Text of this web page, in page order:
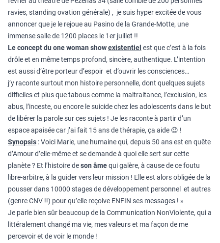
ravies, standing ovation générale) , je suis hyper excitée de vous
annoncer que je le rejoue au Pasino de la Grande-Motte, une
immense salle de 1200 places le 1er juillet !!
Le concept du one woman showexistentiel est que c’est à la fois
drôle et en même temps profond, sincère, authentique. L’intention
est aussi d’être porteur d’espoir et d’ouvrir les consciences…
j’y raconte surtout mon histoire personnelle, dont quelques sujets
difficiles et plus que tabous comme la maltraitance, l’exclusion, les
abus, l’inceste, ou encore le suicide chez les adolescents dans le but
de libérer la parole sur ces sujets ! Je les raconte à partir d’un
espace apaisée car j’ai fait 15 ans de thérapie, ça aide 😉 !
Synopsis : Voici Marie, une humaine qui, depuis 50 ans est en quête
d’Amour d’elle-même et se demande à quoi elle sert sur cette
planète ? Et l’histoire deson âmequi galère, à cause de ce foutu
libre-arbitre, à la guider vers leur mission ! Elle est alors obligée de la
pousser dans 10000 stages de développement personnel et autres
(genre CNV !!) pour qu’elle reçoive ENFIN ses messages ! »
Je parle bien sûr beaucoup de la Communication NonViolente, qui a
littéralement changé ma vie, mes valeurs et ma façon de me
percevoir et de voir le monde !